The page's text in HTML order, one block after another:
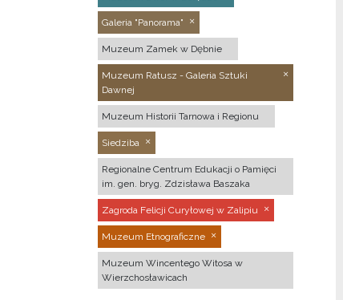
Galeria "Panorama"
Muzeum Zamek w Dębnie
Muzeum Ratusz - Galeria Sztuki
Dawnej
Muzeum Historii Tarnowa i Regionu
Siedziba
Regionalne Centrum Edukacji o Pamięci
im. gen. bryg. Zdzisława Baszaka
Zagroda Felicji Curyłowej w Zalipiu
Muzeum Etnograficzne
Muzeum Wincentego Witosa w
Wierzchosławicach